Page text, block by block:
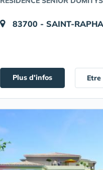
83700 - SAINT-
Plus d'infos